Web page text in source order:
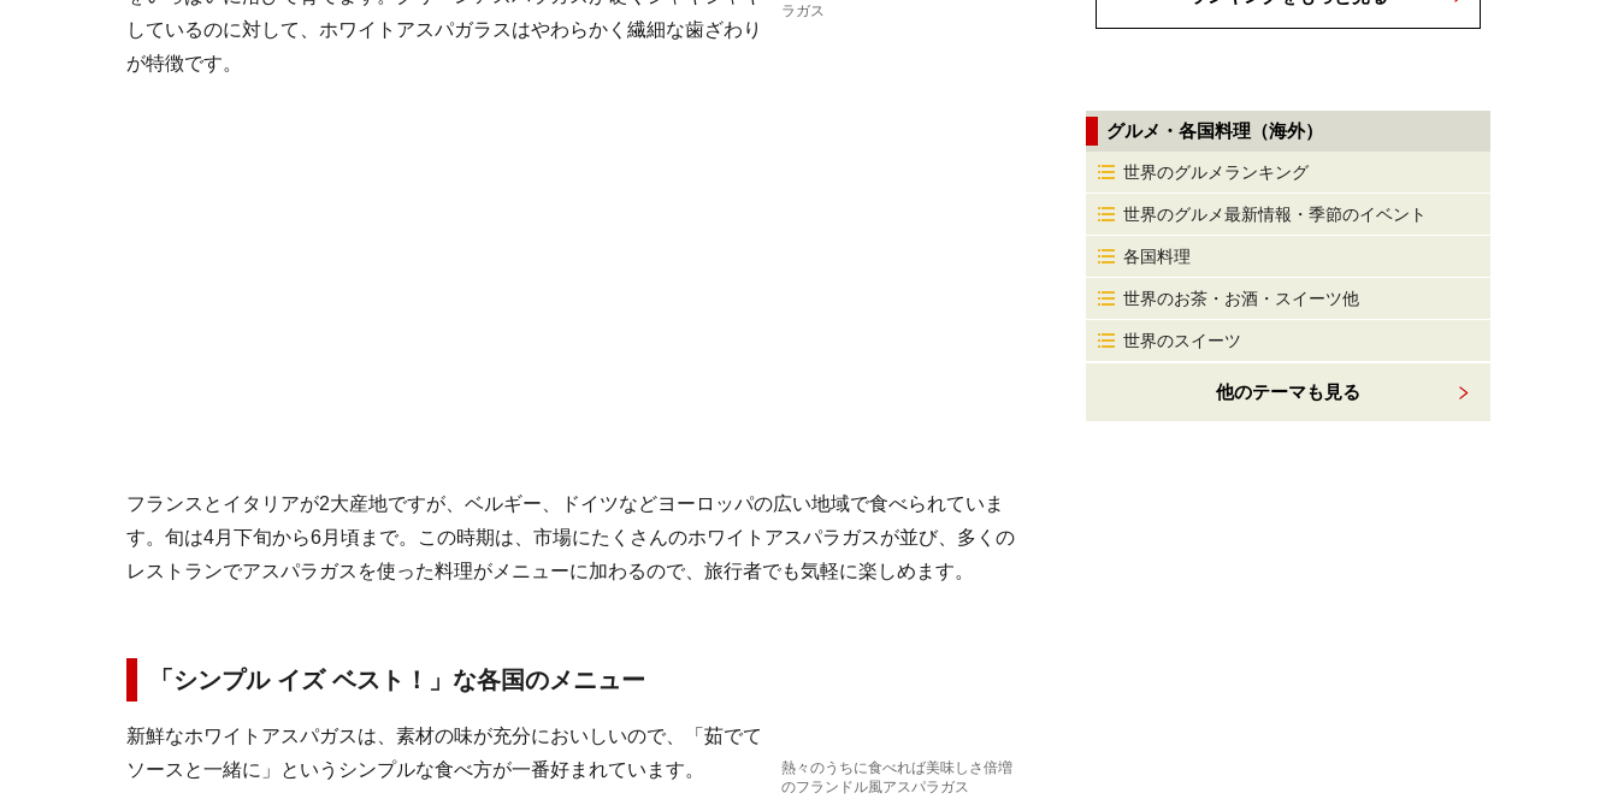
ラガス
しているのに対して、ホワイトアスパガラスはやわらかく繊細な歯ざわり
が特徴です。
フランスとイタリアが2大産地ですが、ベルギー、ドイツなどヨーロッパの広い地域で食べられていま
す。旬は4月下旬から6月頃まで。この時期は、市場にたくさんのホワイトアスパラガスが並び、多くの
レストランでアスパラガスを使った料理がメニューに加わるので、旅行者でも気軽に楽しめます。
「シンプル イズ ベスト！」な各国のメニュー
熱々のうちに食べれば美味しさ倍増
のフランドル風アスパラガス
新鮮なホワイトアスパガスは、素材の味が充分においしいので、「茹でて
ソースと一緒に」というシンプルな食べ方が一番好まれています。
グルメ・各国料理（海外）
世界のグルメランキング
世界のグルメ最新情報・季節のイベント
各国料理
世界のお茶・お酒・スイーツ他
世界のスイーツ
他のテーマも見る